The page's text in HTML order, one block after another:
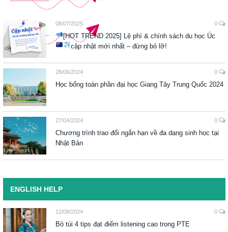
08/07/2025 0
[HOT TREND 2025] Lệ phí & chính sách du học Úc
cập nhật mới nhất – đừng bỏ lỡ!
28/06/2024 0
Học bổng toàn phần đại học Giang Tây Trung Quốc 2024
27/04/2024 0
Chương trình trao đổi ngắn hạn về đa dạng sinh học tại
Nhật Bản
ENGLISH HELP
12/08/2024 0
Bỏ túi 4 tips đạt điểm listening cao trong PTE